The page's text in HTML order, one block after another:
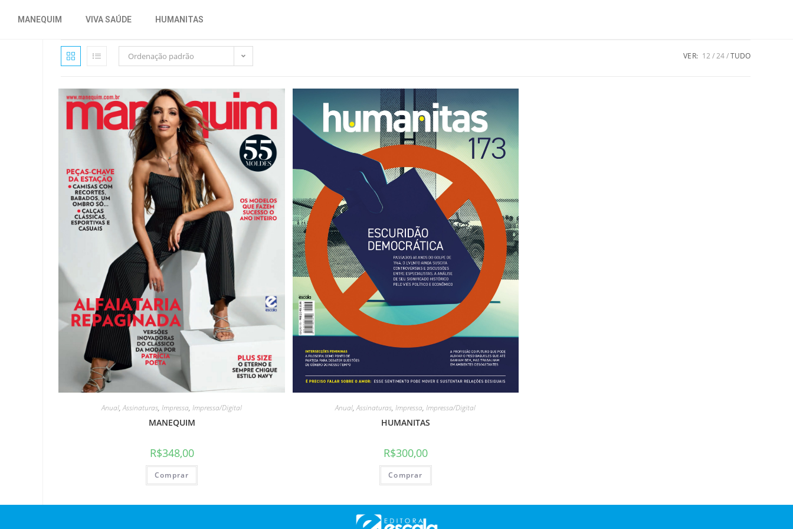
MANEQUIM VIVA SAÚDE HUMANITAS
Ordenação padrão VER: 12 24 TUDO
Anual,Assinaturas,Impressa,Impressa/Digital
MANEQUIM
R$348,00
Comprar
Anual,Assinaturas,Impressa,Impressa/Digital
HUMANITAS
R$300,00
Comprar